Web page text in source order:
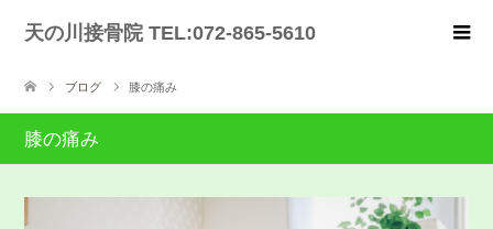
天の川接骨院 TEL:072-865-5610
ブログ 膝の痛み
膝の痛み